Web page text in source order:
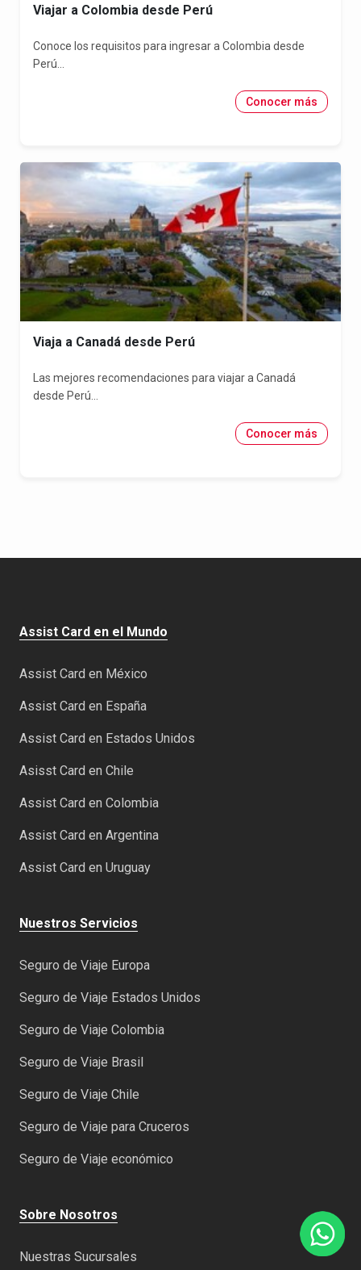
Viajar a Colombia desde Perú
Conoce los requisitos para ingresar a Colombia desde
Perú...
Conocer más
Viaja a Canadá desde Perú
Las mejores recomendaciones para viajar a Canadá
desde Perú...
Conocer más
Assist Card en el Mundo
Assist Card en México
Assist Card en España
Assist Card en Estados Unidos
Asisst Card en Chile
Assist Card en Colombia
Assist Card en Argentina
Assist Card en Uruguay
Nuestros Servicios
Seguro de Viaje Europa
Seguro de Viaje Estados Unidos
Seguro de Viaje Colombia
Seguro de Viaje Brasil
Seguro de Viaje Chile
Seguro de Viaje para Cruceros
Seguro de Viaje económico
Sobre Nosotros
Nuestras Sucursales